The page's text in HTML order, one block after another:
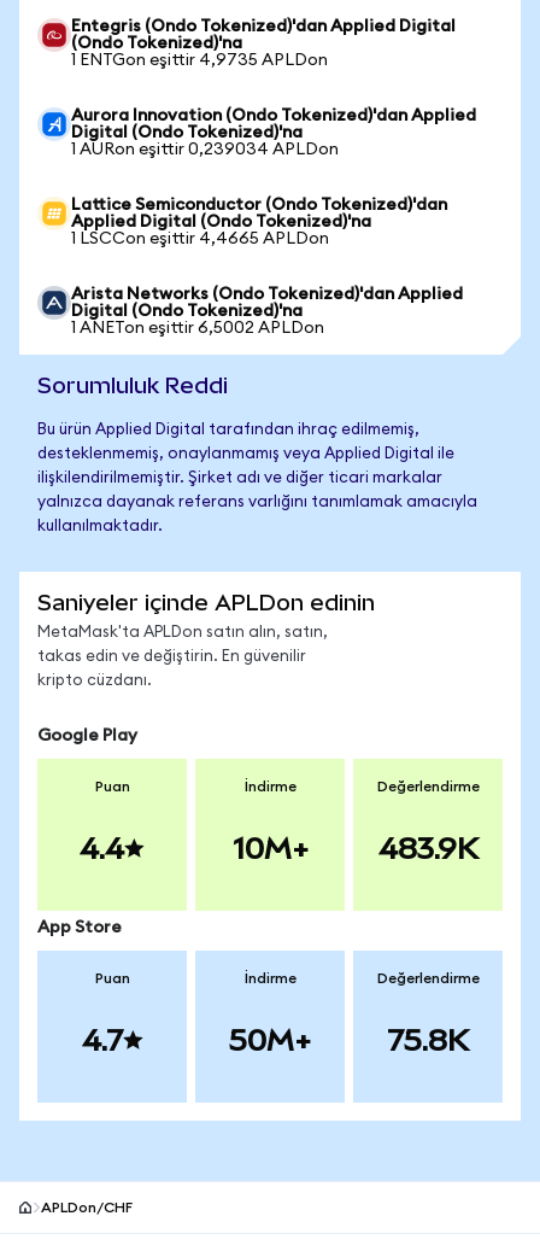
Entegris (Ondo Tokenized)'dan Applied Digital
(Ondo Tokenized)'na
1 ENTGon eşittir 4,9735 APLDon
Aurora Innovation (Ondo Tokenized)'dan Applied
Digital (Ondo Tokenized)'na
1 AURon eşittir 0,239034 APLDon
Lattice Semiconductor (Ondo Tokenized)'dan
Applied Digital (Ondo Tokenized)'na
1 LSCCon eşittir 4,4665 APLDon
Arista Networks (Ondo Tokenized)'dan Applied
Digital (Ondo Tokenized)'na
1 ANETon eşittir 6,5002 APLDon
Sorumluluk Reddi
Bu ürün Applied Digital tarafından ihraç edilmemiş,
desteklenmemiş, onaylanmamış veya Applied Digital ile
ilişkilendirilmemiştir. Şirket adı ve diğer ticari markalar
yalnızca dayanak referans varlığını tanımlamak amacıyla
kullanılmaktadır.
Saniyeler içinde APLDon edinin
MetaMask'ta APLDon satın alın, satın,
takas edin ve değiştirin. En güvenilir
kripto cüzdanı.
Google Play
Puan
4.4
İndirme
10M+
Değerlendirme
483.9K
App Store
Puan
4.7
İndirme
50M+
Değerlendirme
75.8K
APLDon/CHF